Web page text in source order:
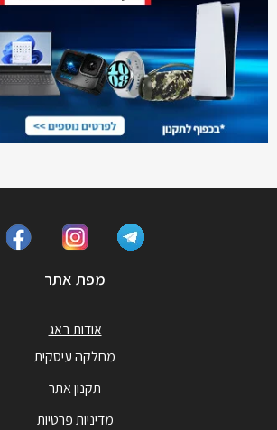
מפת אתר
אודות באג
מחלקה עיסקית
תקנון אתר
מדיניות פרטיות